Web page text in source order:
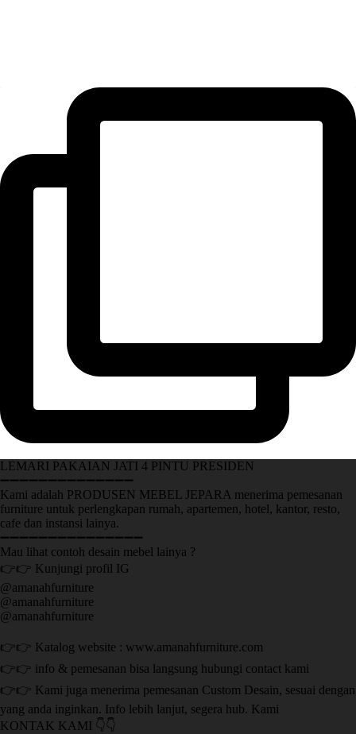
LEMARI PAKAIAN JATI 4 PINTU PRESIDEN
➖➖➖➖➖➖➖➖➖➖➖➖➖➖
Kami adalah PRODUSEN MEBEL JEPARA menerima pemesanan
furniture untuk perlengkapan rumah, apartemen, hotel, kantor, resto,
cafe dan instansi lainya.
➖➖➖➖➖➖➖➖➖➖➖➖➖➖➖
Mau lihat contoh desain mebel lainya ?
👉👉 Kunjungi profil IG
@amanahfurniture
@amanahfurniture
@amanahfurniture
👉👉 Katalog website : www.amanahfurniture.com
👉👉 info & pemesanan bisa langsung hubungi contact kami
👉👉 Kami juga menerima pemesanan Custom Desain, sesuai dengan
yang anda inginkan. Info lebih lanjut, segera hub. Kami
KONTAK KAMI 👇👇